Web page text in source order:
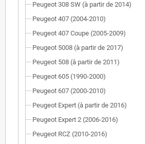
Peugeot 308 SW (à partir de 2014)
Peugeot 407 (2004-2010)
Peugeot 407 Coupe (2005-2009)
Peugeot 5008 (à partir de 2017)
Peugeot 508 (à partir de 2011)
Peugeot 605 (1990-2000)
Peugeot 607 (2000-2010)
Peugeot Expert (à partir de 2016)
Peugeot Expert 2 (2006-2016)
Peugeot RCZ (2010-2016)